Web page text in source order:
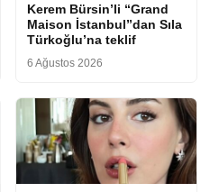
Kerem Bürsin’li “Grand
Maison İstanbul”dan Sıla
Türkoğlu’na teklif
6 Ağustos 2026